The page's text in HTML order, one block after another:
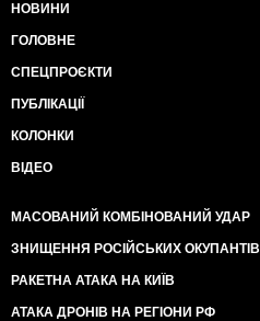
НОВИНИ
ГОЛОВНЕ
СПЕЦПРОЄКТИ
ПУБЛІКАЦІЇ
КОЛОНКИ
ВІДЕО
МАСОВАНИЙ КОМБІНОВАНИЙ УДАР
ЗНИЩЕННЯ РОСІЙСЬКИХ ОКУПАНТІВ
РАКЕТНА АТАКА НА КИЇВ
АТАКА ДРОНІВ НА РЕГІОНИ РФ